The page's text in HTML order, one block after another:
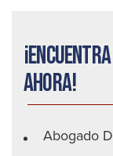
ahora!
Abogado